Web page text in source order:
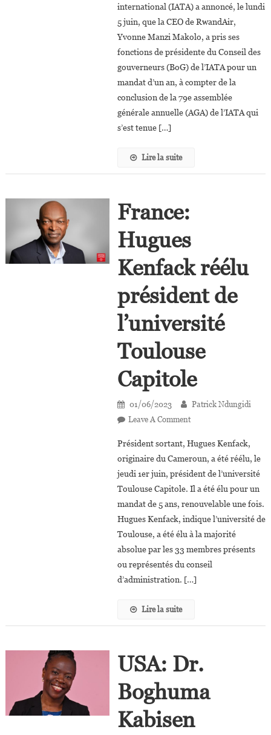
Makolo
A
Pris
Ses
Fonctions
Présidente
international (IATA) a annoncé, le lundi
5 juin, que la CEO de RwandAir,
Yvonne Manzi Makolo, a pris ses
fonctions de présidente du Conseil des
gouverneurs (BoG) de l’IATA pour un
mandat d’un an, à compter de la
conclusion de la 79e assemblée
générale annuelle (AGA) de l’IATA qui
s’est tenue […]
Lire la suite
France:
Hugues
Kenfack réélu
président de
l’université
Toulouse
Capitole
01/06/2023
Patrick Ndungidi
Leave A CommentOn
Hugues
Kenfack
Réélu
Président
De
L’université
Toulouse
Capitole
Président sortant, Hugues Kenfack,
originaire du Cameroun, a été réélu, le
jeudi 1er juin, président de l’université
Toulouse Capitole. Il a été élu pour un
mandat de 5 ans, renouvelable une fois.
Hugues Kenfack, indique l’université de
Toulouse, a été élu à la majorité
absolue par les 33 membres présents
ou représentés du conseil
d’administration. […]
Lire la suite
USA: Dr.
Boghuma
Kabisen